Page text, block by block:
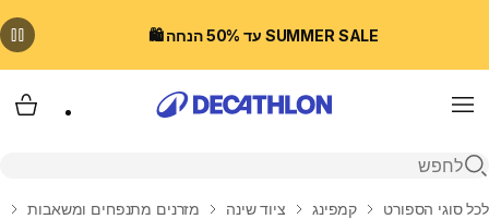
SUMMER SALE עד 50% הנחה 🛍️
Menu
פתיחת חיפוש
בית
לכל סוגי הספורט קמפינג ציוד שינה מזרנים מתנפחים ומשאבות